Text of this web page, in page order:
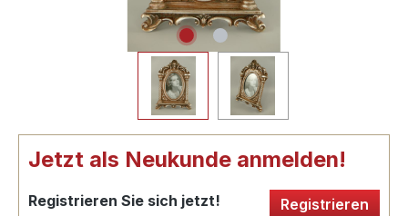
Jetzt als Neukunde anmelden!
Registrieren Sie sich jetzt!
Registrieren